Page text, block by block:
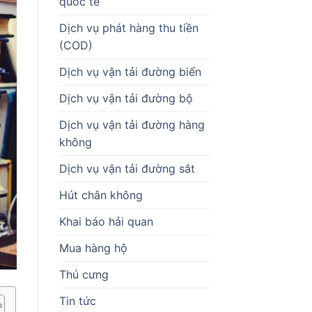
Dịch vụ phát hàng thu tiền
(COD)
Dịch vụ vận tải đường biển
Dịch vụ vận tải đường bộ
Dịch vụ vận tải đường hàng
không
Dịch vụ vận tải đường sắt
Hút chân không
Khai báo hải quan
Mua hàng hộ
Thú cưng
Tin tức